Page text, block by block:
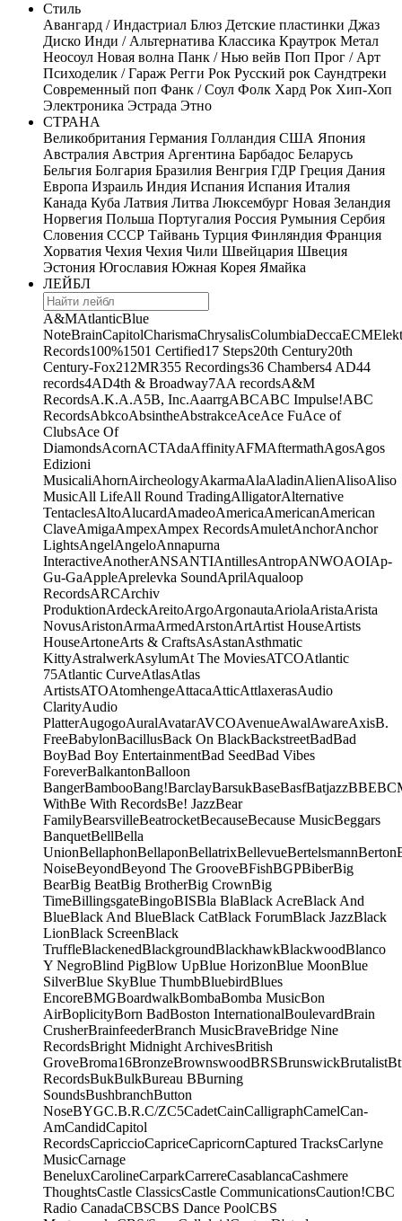
Стиль
Авангард / Индастриал Блюз Детские пластинки Джаз
Диско Инди / Альтернатива Классика Краутрок Метал
Неосоул Новая волна Панк / Нью вейв Поп Прог / Арт
Психоделик / Гараж Регги Рок Русский рок Саундтреки
Современный поп Фанк / Соул Фолк Хард Рок Хип-Хоп
Электроника Эстрада Этно
СТРАНА
Великобритания Германия Голландия США Япония
Австралия Австрия Аргентина Барбадос Беларусь
Бельгия Болгария Бразилия Венгрия ГДР Греция Дания
Европа Израиль Индия Испания Испания Италия
Канада Куба Латвия Литва Люксембург Новая Зеландия
Норвегия Польша Португалия Россия Румыния Сербия
Словения СССР Тайвань Турция Финляндия Франция
Хорватия Чехия Чехия Чили Швейцария Швеция
Эстония Югославия Южная Корея Ямайка
ЛЕЙБЛ
A&MAtlanticBlue
NoteBrainCapitolCharismaChrysalisColumbiaDeccaECM
Records100%1501 Certified17 Steps20th Century20th
Century-Fox21 2MR355 Recordings36 Chambers4 AD44
records4AD4th & Broadway7AA recordsA&M
RecordsA.K.A.A5B, Inc.AaarrgABCABC Impulse!ABC
RecordsAbkcoAbsintheAbstrakceAceAce FuAce of
ClubsAce Of
DiamondsAcornACTAdaAffinityAFMAftermathAgosAgos
Edizioni
MusicaliAhornAircheologyAkarmaAlaAladinAlienAlisoAliso
MusicAll LifeAll Round TradingAlligatorAlternative
TentaclesAltoAlucardAmadeoAmericaAmericanAmerican
ClaveAmigaAmpexAmpex RecordsAmuletAnchorAnchor
LightsAngelAngeloAnnapurna
InteractiveAnotherANSANTIAntillesAntropANWOAOIAp-
Gu-GaAppleAprelevka SoundAprilAqualoop
RecordsARCArchiv
ProduktionArdeckAreitoArgoArgonautaAriolaAristaArista
NovusAristonArmaArmedArstonArtArtist HouseArtists
HouseArtoneArts & CraftsAsAstanAsthmatic
KittyAstralwerkAsylumAt The MoviesATCOAtlantic
75Atlantic CurveAtlasAtlas
ArtistsATOAtomhengeAttacaAtticAttlaxerasAudio
ClarityAudio
PlatterAugogoAuralAvatarAVCOAvenueAwalAwareAxisB.
FreeBabylonBacillusBack On BlackBackstreetBadBad
BoyBad Boy EntertainmentBad SeedBad Vibes
ForeverBalkantonBalloon
BangerBambooBang!BarclayBarsukBaseBasfBatjazzBBE
WithBe With RecordsBe! JazzBear
FamilyBearsvilleBeatrocketBecauseBecause MusicBeggars
BanquetBellBella
UnionBellaphonBellaponBellatrixBellevueBertelsmannBerton
NoiseBeyondBeyond The GrooveBFishBGPBiberBig
BearBig BeatBig BrotherBig CrownBig
TimeBillingsgateBingoBISBla BlaBlack AcreBlack And
BlueBlack And BlueBlack CatBlack ForumBlack JazzBlack
LionBlack ScreenBlack
TruffleBlackenedBlackgroundBlackhawkBlackwoodBlanco
Y NegroBlind PigBlow UpBlue HorizonBlue MoonBlue
SilverBlue SkyBlue ThumbBluebirdBlues
EncoreBMGBoardwalkBombaBomba MusicBon
AirBoplicityBorn BadBoston InternationalBoulevardBrain
CrusherBrainfeederBranch MusicBraveBridge Nine
RecordsBright Midnight ArchivesBritish
GroveBroma16BronzeBrownswoodBRSBrunswickBrutalist
RecordsBukBulkBureau BBurning
SoundsBushbranchButton
NoseBYGC.B.R.C/ZC5CadetCainCalligraphCamelCan-
AmCandidCapitol
RecordsCapriccioCapriceCapricornCaptured TracksCarlyne
MusicCarnage
BeneluxCarolineCarparkCarrereCasablancaCashmere
ThoughtsCastle ClassicsCastle CommunicationsCaution!CBC
Radio CanadaCBSCBS Dance PoolCBS